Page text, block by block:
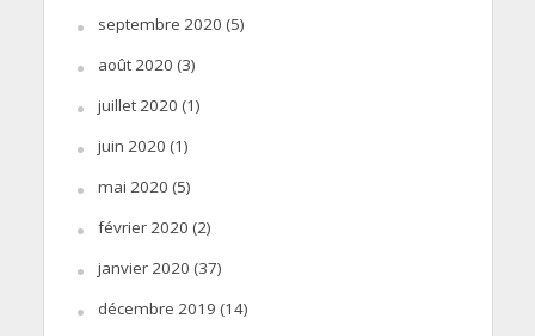
septembre 2020 (5)
août 2020 (3)
juillet 2020 (1)
juin 2020 (1)
mai 2020 (5)
février 2020 (2)
janvier 2020 (37)
décembre 2019 (14)